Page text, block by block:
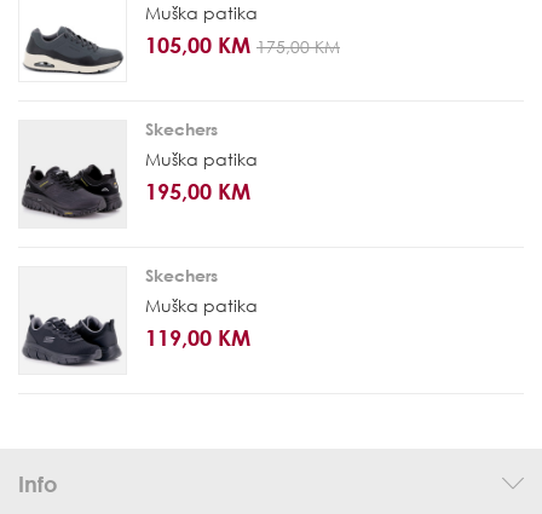
Muška patika
105,00 KM 175,00 KM
Skechers
Muška patika
195,00 KM
Skechers
Muška patika
119,00 KM
Info